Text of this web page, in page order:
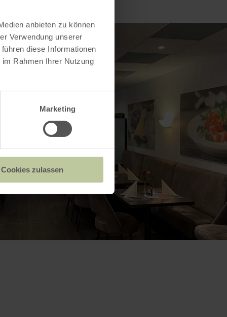
anbieten zu können
Verwendung unserer
diese Informationen
Rahmen Ihrer Nutzung
Marketing
Cookies zulassen